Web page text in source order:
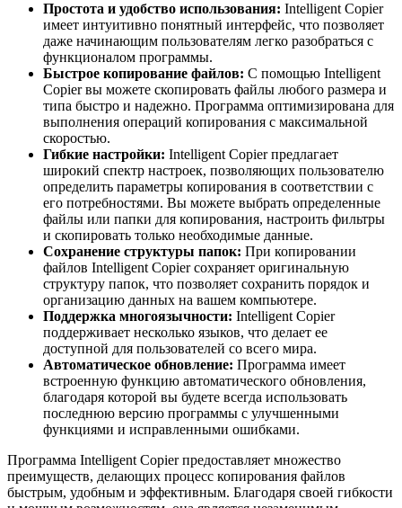
Простота и удобство использования: Intelligent Copier
имеет интуитивно понятный интерфейс, что позволяет
даже начинающим пользователям легко разобраться с
функционалом программы.
Быстрое копирование файлов: С помощью Intelligent
Copier вы можете скопировать файлы любого размера и
типа быстро и надежно. Программа оптимизирована для
выполнения операций копирования с максимальной
скоростью.
Гибкие настройки: Intelligent Copier предлагает
широкий спектр настроек, позволяющих пользователю
определить параметры копирования в соответствии с
его потребностями. Вы можете выбрать определенные
файлы или папки для копирования, настроить фильтры
и скопировать только необходимые данные.
Сохранение структуры папок: При копировании
файлов Intelligent Copier сохраняет оригинальную
структуру папок, что позволяет сохранить порядок и
организацию данных на вашем компьютере.
Поддержка многоязычности: Intelligent Copier
поддерживает несколько языков, что делает ее
доступной для пользователей со всего мира.
Автоматическое обновление: Программа имеет
встроенную функцию автоматического обновления,
благодаря которой вы будете всегда использовать
последнюю версию программы с улучшенными
функциями и исправленными ошибками.
Программа Intelligent Copier предоставляет множество
преимуществ, делающих процесс копирования файлов
быстрым, удобным и эффективным. Благодаря своей гибкости